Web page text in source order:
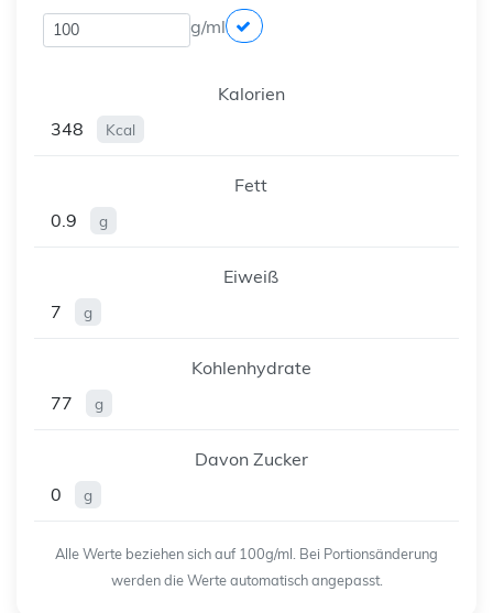
g/ml
Kalorien
348
Kcal
Fett
0.9
g
Eiweiß
7
g
Kohlenhydrate
77
g
Davon Zucker
0
g
Alle Werte beziehen sich auf 100g/ml. Bei Portionsänderung
werden die Werte automatisch angepasst.